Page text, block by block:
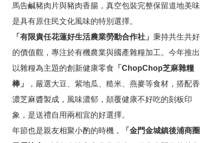
訊
馬告鹹豬肉片與豬肉香腸，真空包裝完整保留道地美味
是具有原住民文化風味的特別選擇。
「有限責任花蓮好生活農業勞動合作社」 秉持共生共好
的價值觀，專注於有機農業與國產雜糧加工。今年推出
以雜糧為主題的創新健康零食 「ChopChop芝麻雜糧
棒」
，嚴選大豆、紫地瓜、糙米、燕麥等食材，搭配香
濃芝麻醬製成，風味濃郁，顛覆健康不好吃的刻板印
象，是送禮自用兩相宜的好選擇。
年節也是親友相聚小酌的時機，
「金門金城鎮後浦商圈